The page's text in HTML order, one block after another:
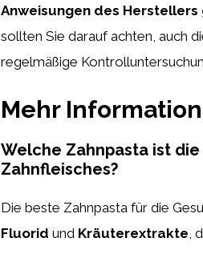
Anweisungen des
sollten Sie darauf achten, auch
regelmäßige
Mehr
Welche Zahnpasta ist
Zahnfleisches?
Die beste Zahnpasta für die
Fluorid und Kräuterextrakte ,